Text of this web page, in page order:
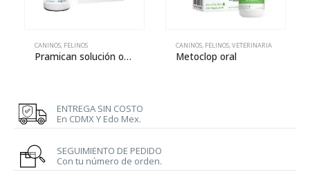
CANINOS, FELINOS
Pramican solución oral
CANINOS, FELINOS,VETERINARIA
Metoclop oral
ENTREGA SIN COSTO
En CDMX Y Edo Mex.
SEGUIMIENTO DE PEDIDO
Con tu número de orden.